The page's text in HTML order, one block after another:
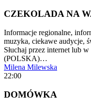
CZEKOLADA NA
Informacje regionalne,
muzyka, ciekawe audycje,
Słuchaj przez internet lub
(POLSKA)…
Milena Milewska
22:00
DOMÓWKA